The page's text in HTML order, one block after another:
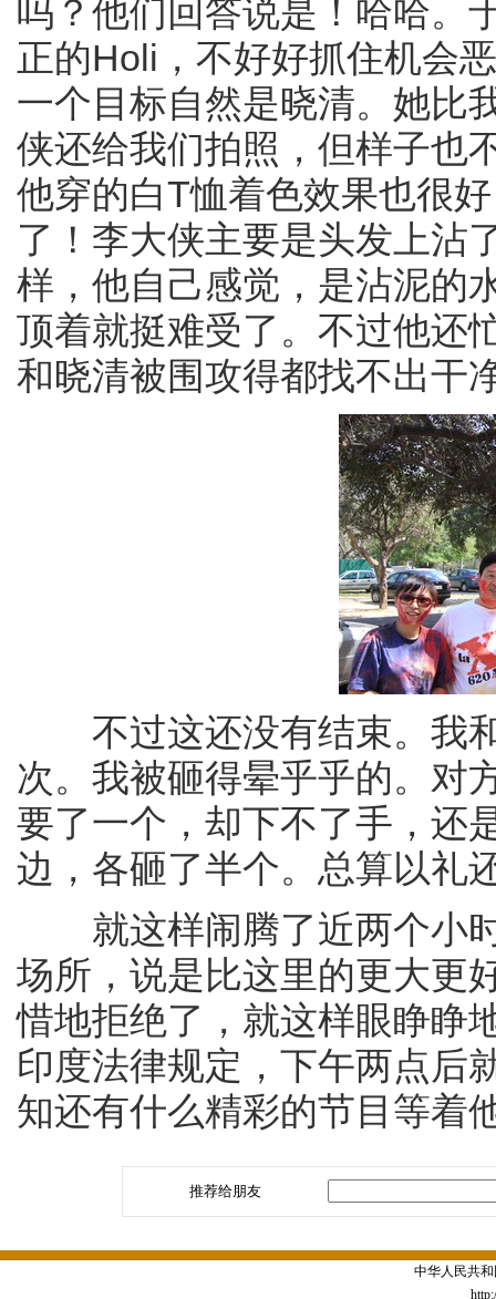
吗？他们回答说是！哈哈。
正的Holi，不好好抓住机会
一个目标自然是晓清。她比
侠还给我们拍照，但样子也
他穿的白T恤着色效果也很
了！李大侠主要是头发上沾
样，他自己感觉，是沾泥的
顶着就挺难受了。不过他还
和晓清被围攻得都找不出干
不过这还没有结束。我和
次。我被砸得晕乎乎的。对
要了一个，却下不了手，还
边，各砸了半个。总算以礼
就这样闹腾了近两个小时
场所，说是比这里的更大更
惜地拒绝了，就这样眼睁睁
印度法律规定，下午两点后
知还有什么精彩的节目等着
推荐给朋友
中华人民共